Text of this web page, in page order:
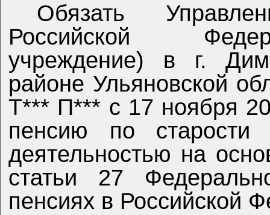
Обязать
Российской
учреждение) в г.
районе Ульяновской
Т*** П*** с 17 ноября
пенсию по старости
деятельностью на
статьи 27
пенсиях в Российской